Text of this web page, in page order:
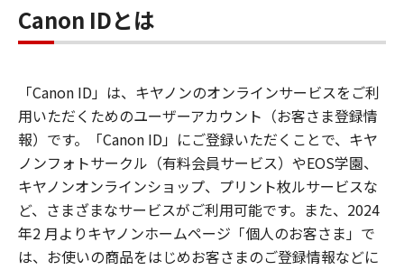
Canon IDとは
「Canon ID」は、キヤノンのオンラインサービスをご利
用いただくためのユーザーアカウント（お客さま登録情
報）です。「Canon ID」にご登録いただくことで、キヤ
ノンフォトサークル（有料会員サービス）やEOS学園、
キヤノンオンラインショップ、プリント枚ルサービスな
ど、さまざまなサービスがご利用可能です。また、2024
年2 月よりキヤノンホームページ「個人のお客さま」で
は、お使いの商品をはじめお客さまのご登録情報などに